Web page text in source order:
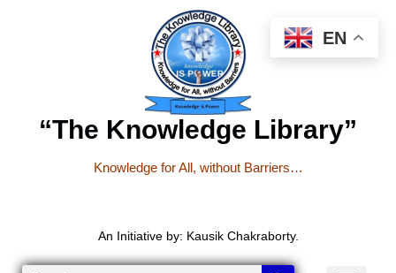
“The Knowledge Library”
Knowledge for All, without Barriers…
An Initiative by: Kausik Chakraborty.
EN